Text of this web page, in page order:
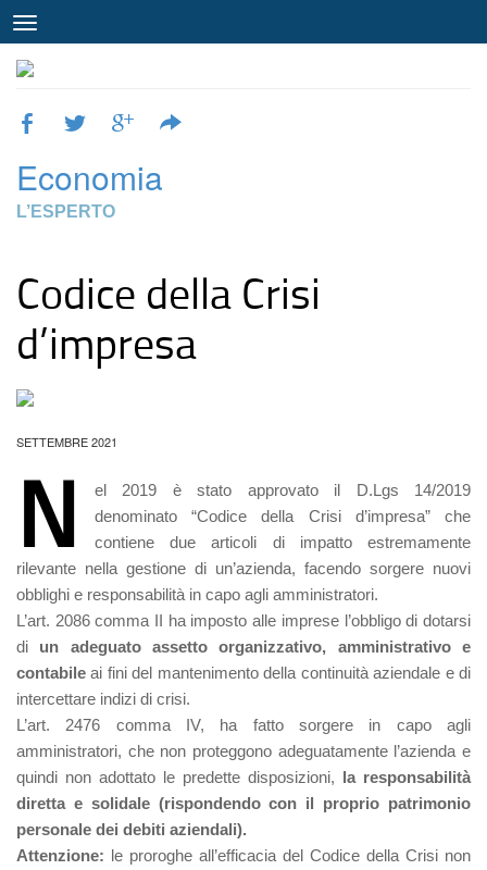
Economia
L’ESPERTO
Codice della Crisi
d’impresa
SETTEMBRE 2021
N
el 2019 è stato approvato il D.Lgs 14/2019
denominato “Codice della Crisi d’impresa” che
contiene due articoli di impatto estremamente
rilevante nella gestione di un’azienda, facendo sorgere nuovi
obblighi e responsabilità in capo agli amministratori.
L’art. 2086 comma II ha imposto alle imprese l’obbligo di dotarsi
di un adeguato assetto organizzativo, amministrativo e
contabileai fini del mantenimento della continuità aziendale e di
intercettare indizi di crisi.
L’art. 2476 comma IV, ha fatto sorgere in capo agli
amministratori, che non proteggono adeguatamente l’azienda e
quindi non adottato le predette disposizioni, la responsabilità
diretta e solidale (rispondendo con il proprio patrimonio
personale dei debiti aziendali).
Attenzione: le proroghe all’efficacia del Codice della Crisi non